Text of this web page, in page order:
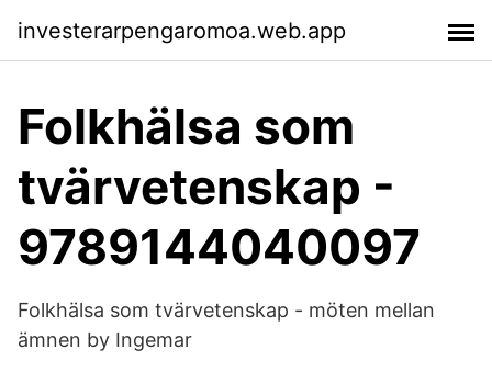
investerarpengaromoa.web.app
Folkhälsa som
tvärvetenskap -
9789144040097
Folkhälsa som tvärvetenskap - möten mellan
ämnen by Ingemar